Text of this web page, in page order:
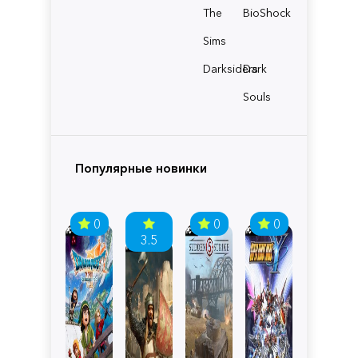
The
Sims
BioShock
Darksiders
Dark
Souls
Популярные новинки
0
3.5
0 0